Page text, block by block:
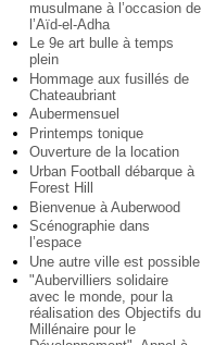
musulmane à l’occasion de
l’Aïd-el-Adha
Le 9e art bulle à temps
plein
Hommage aux fusillés de
Chateaubriant
Aubermensuel
Printemps tonique
Ouverture de la location
Urban Football débarque à
Forest Hill
Bienvenue à Auberwood
Scénographie dans
l’espace
Une autre ville est possible
"Aubervilliers solidaire
avec le monde, pour la
réalisation des Objectifs du
Millénaire pour le